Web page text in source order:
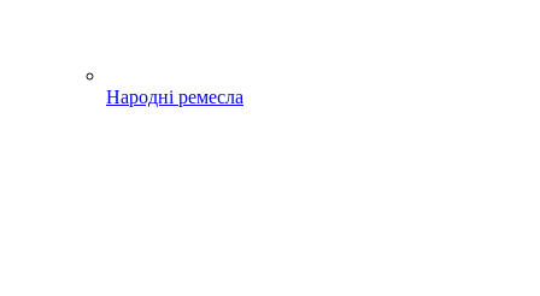
Народні ремесла